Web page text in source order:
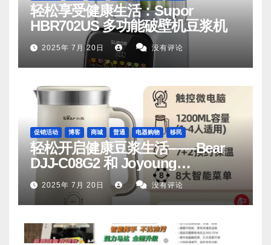
轻松享受健康生活：Supor
HBR702US 多功能破壁机豆浆机
2025年 7月 20日 没有评论
促销活动 博客 商城 普通 电器购物 移民
轻松开启健康豆浆生活——Bear
DJJ‑C08G2 和 Joyoung
DJ06M‑D53，你值得拥有
2025年 7月 20日 没有评论